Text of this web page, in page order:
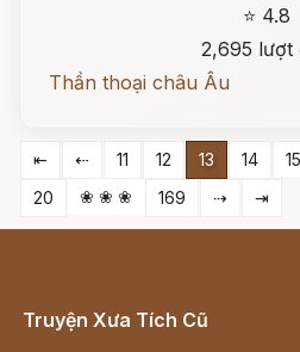
⭐ 4.8
2,695 lượt
Thần thoại châu Âu
⇤ ⇠ 11 12 13 14 15
20
❀ ❀ ❀ 169 ⇢ ⇥
Truyện Xưa Tích Cũ